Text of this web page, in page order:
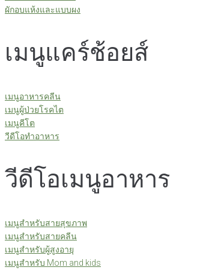
ผักอบแห้งและแบบผง
เมนูแคร์ช้อยส์
เมนูอาหารคลีน
เมนูผู้ป่วยโรคไต
เมนูคีโต
วีดีโอทำอาหาร
วีดีโอเมนูอาหาร
เมนูสำหรับสายสุขภาพ
เมนูสำหรับสายคลีน
เมนูสำหรับผู้สูงอายุ
เมนูสำหรับ Mom and kids